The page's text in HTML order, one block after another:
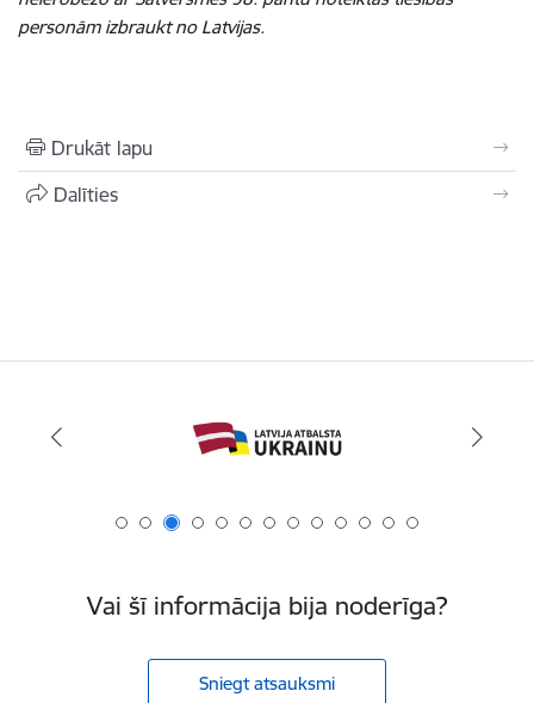
personām izbraukt no Latvijas.
Drukāt lapu
Dalīties
Vai šī informācija bija noderīga?
Sniegt atsauksmi